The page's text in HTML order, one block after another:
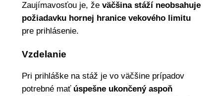
Zaujímavosťou je, že väčšina stáží neobsahuje
požiadavku hornej hranice vekového limitu
pre prihlásenie.
Vzdelanie
Pri prihláške na stáž je vo väčšine prípadov
potrebné mať úspešne ukončený aspoň